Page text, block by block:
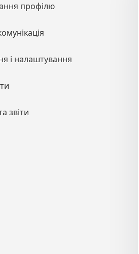
профілю
і налаштування
звіти